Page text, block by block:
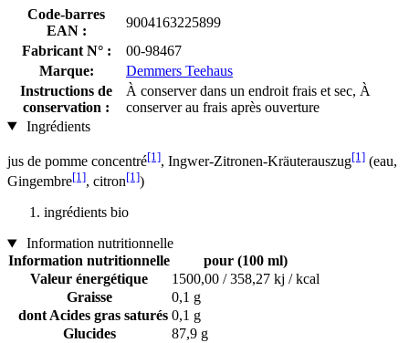
Code-barres
EAN :
9004163225899
Fabricant N° :
00-98467
Marque:
Demmers Teehaus
Instructions de
conservation :
À conserver dans un endroit frais et sec, À
conserver au frais après ouverture
Ingrédients
jus de pomme concentré[1], Ingwer-Zitronen-Kräuterauszug[1] (eau,
Gingembre[1], citron[1])
ingrédients bio
Information nutritionnelle
Information nutritionnelle
pour (100 ml)
Valeur énergétique
1500,00 / 358,27 kj / kcal
Graisse
0,1 g
dont Acides gras saturés 0,1 g
Glucides
87,9 g